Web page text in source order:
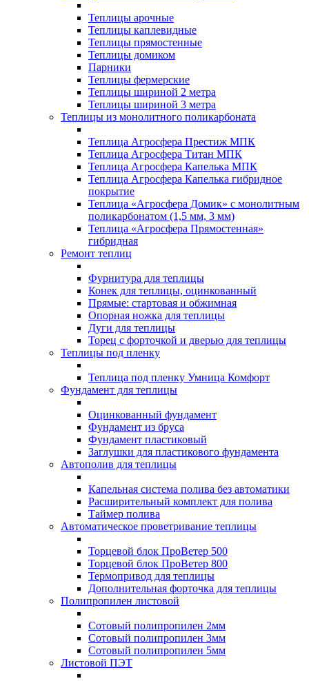
Теплицы арочные
Теплицы каплевидные
Теплицы прямостенные
Теплицы домиком
Парники
Теплицы фермерские
Теплицы шириной 2 метра
Теплицы шириной 3 метра
Теплицы из монолитного поликарбоната
Теплица Агросфера Престиж МПК
Теплица Агросфера Титан МПК
Теплица Агросфера Капелька МПК
Теплица Агросфера Капелька гибридное
покрытие
Теплица «Агросфера Домик» с монолитным
поликарбонатом (1,5 мм, 3 мм)
Теплица «Агросфера Прямостенная»
гибридная
Ремонт теплиц
Фурнитура для теплицы
Конек для теплицы, оцинкованный
Прямые: стартовая и обжимная
Опорная ножка для теплицы
Дуги для теплицы
Торец с форточкой и дверью для теплицы
Теплицы под пленку
Теплица под пленку Умница Комфорт
Фундамент для теплицы
Оцинкованный фундамент
Фундамент из бруса
Фундамент пластиковый
Заглушки для пластикового фундамента
Автополив для теплицы
Капельная система полива без автоматики
Расширительный комплект для полива
Таймер полива
Автоматическое проветривание теплицы
Торцевой блок ПроВетер 500
Торцевой блок ПроВетер 800
Термопривод для теплицы
Дополнительная форточка для теплицы
Полипропилен листовой
Сотовый полипропилен 2мм
Сотовый полипропилен 3мм
Сотовый полипропилен 5мм
Листовой ПЭТ